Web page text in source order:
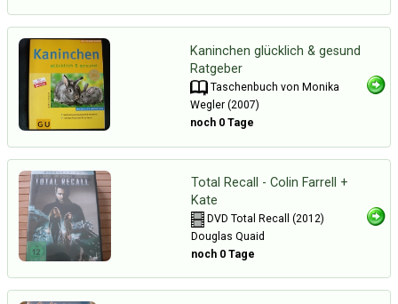
Kaninchen glücklich & gesund
Ratgeber
Taschenbuch von Monika
Wegler (2007)
noch 0 Tage
Total Recall - Colin Farrell +
Kate
DVD Total Recall (2012)
Douglas Quaid
noch 0 Tage